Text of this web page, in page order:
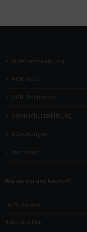
Widerrufsbelehrung
AGB Hotel
AGB Onlineshop
Datenschutzerklärung
Bewertungen
Impressum
Warum bei uns kaufen?
100% Service
Hohe Qualität